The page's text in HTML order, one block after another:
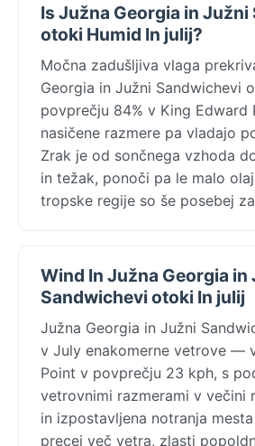
Is Južna Georgia in
otoki Humid In julij?
Močna zadušljiva vlaga
Georgia in Južni Sandwichevi
povprečju 84% v King Edward
nasičene razmere pa vladajo
Zrak je od sončnega vzhoda
in težak, ponoči pa le malo
tropske regije so še posebej
Wind In Južna Georgia in
Sandwichevi otoki In julij
Južna Georgia in Južni
v July enakomerne vetrove —
Point v povprečju 23 kph, s
vetrovnimi razmerami v večini
in izpostavljena notranja
precej več vetra, zlasti